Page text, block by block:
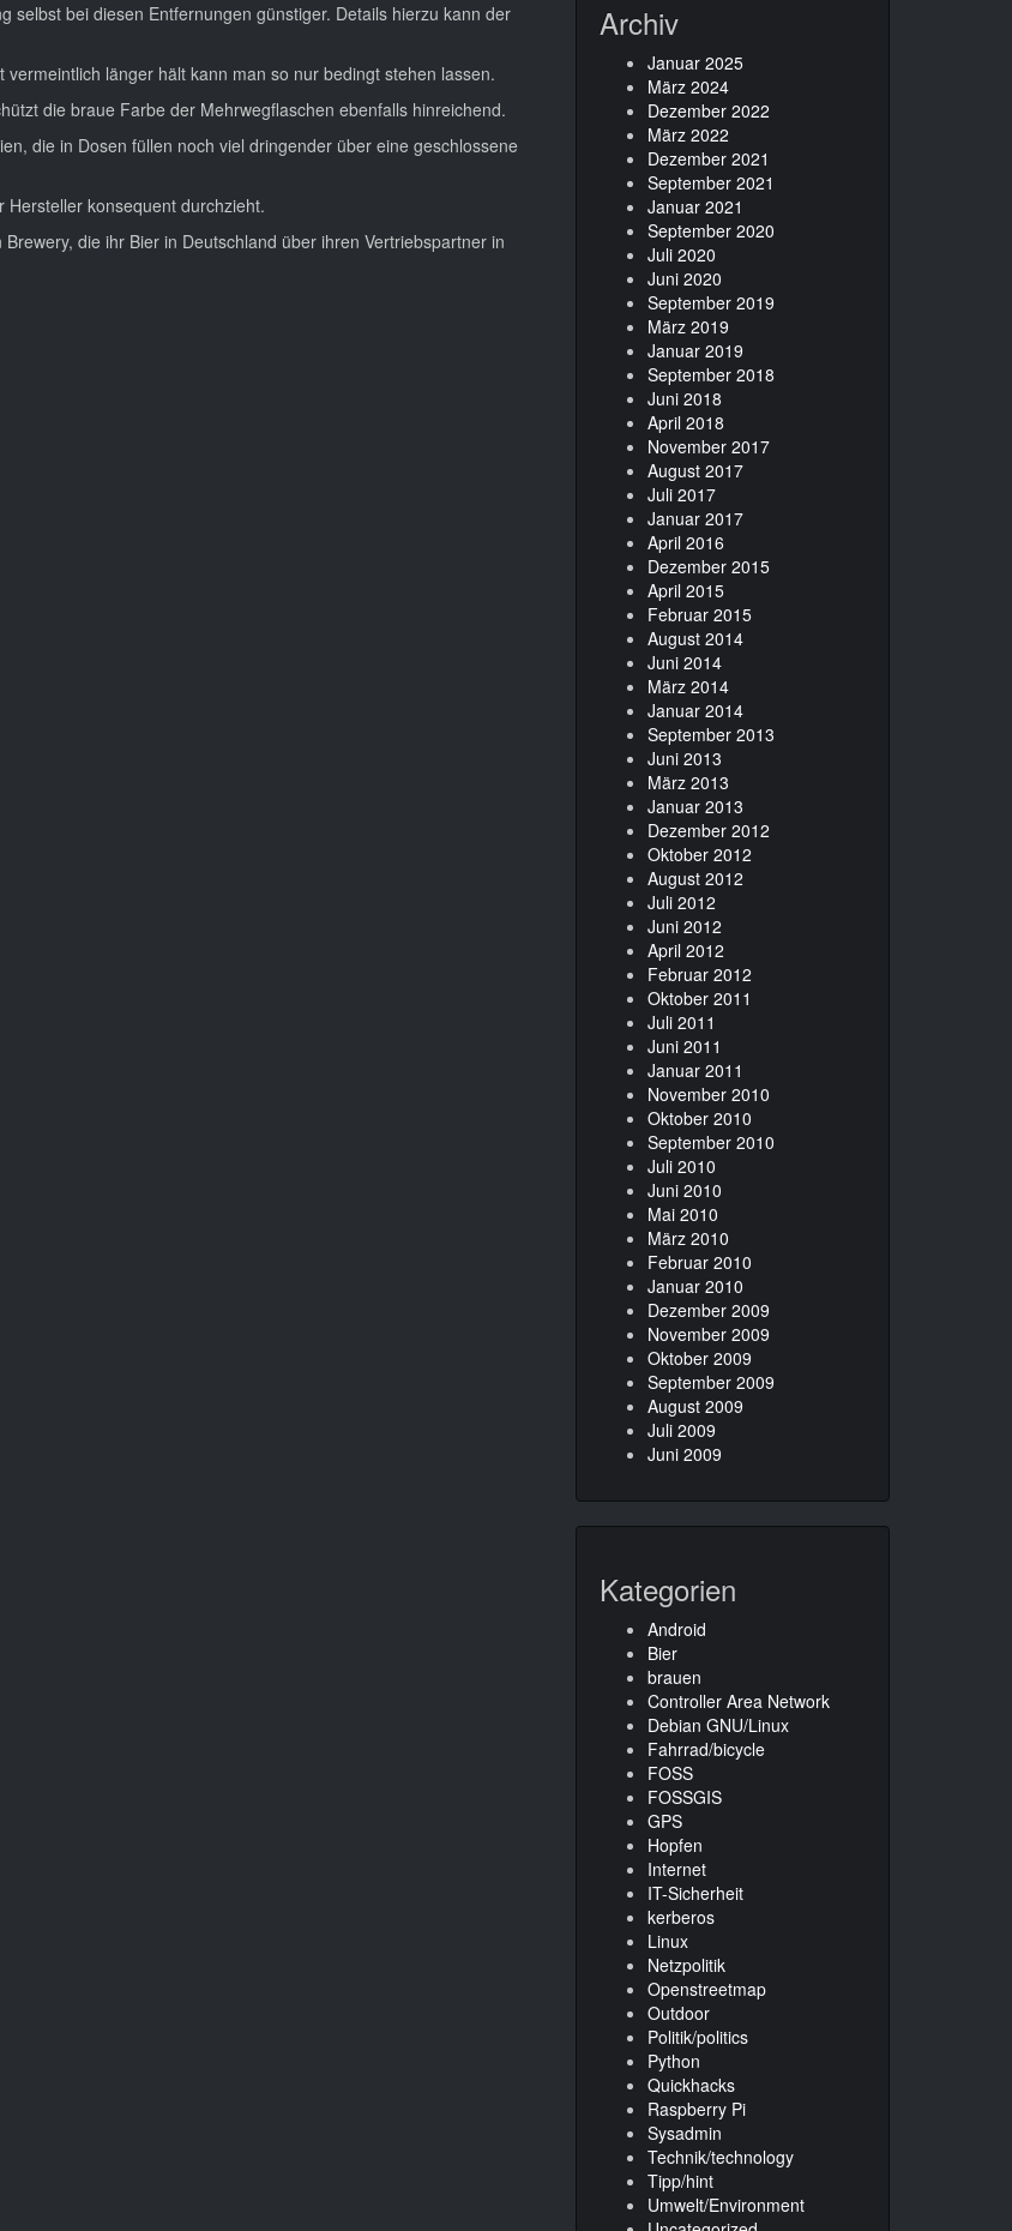
selbst bei diesen Entfernungen günstiger. Details hierzu kann der
länger hält kann man so nur bedingt stehen lassen.
die braue Farbe der Mehrwegflaschen ebenfalls hinreichend.
die in Dosen füllen noch viel dringender über eine geschlossene
Hersteller konsequent durchzieht.
die ihr Bier in Deutschland über ihren Vertriebspartner in
Archiv
Januar 2025
März 2024
Dezember 2022
März 2022
Dezember 2021
September 2021
Januar 2021
September 2020
Juli 2020
Juni 2020
September 2019
März 2019
Januar 2019
September 2018
Juni 2018
April 2018
November 2017
August 2017
Juli 2017
Januar 2017
April 2016
Dezember 2015
April 2015
Februar 2015
August 2014
Juni 2014
März 2014
Januar 2014
September 2013
Juni 2013
März 2013
Januar 2013
Dezember 2012
Oktober 2012
August 2012
Juli 2012
Juni 2012
April 2012
Februar 2012
Oktober 2011
Juli 2011
Juni 2011
Januar 2011
November 2010
Oktober 2010
September 2010
Juli 2010
Juni 2010
Mai 2010
März 2010
Februar 2010
Januar 2010
Dezember 2009
November 2009
Oktober 2009
September 2009
August 2009
Juli 2009
Juni 2009
Kategorien
Android
Bier
brauen
Controller Area Network
Debian GNU/Linux
Fahrrad/bicycle
FOSS
FOSSGIS
GPS
Hopfen
Internet
IT-Sicherheit
kerberos
Linux
Netzpolitik
Openstreetmap
Outdoor
Politik/politics
Python
Quickhacks
Raspberry Pi
Sysadmin
Technik/technology
Tipp/hint
Umwelt/Environment